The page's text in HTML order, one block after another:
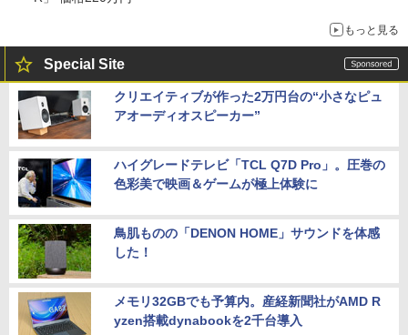
もっと見る
Special Site
クリエイティブが作った2万円台の“小さなピュ
アオーディオスピーカー”
ハイグレードテレビ「TCL Q7D Pro」。圧巻の
色彩美で映画＆ゲームが極上体験に
鳥肌ものの「DENON HOME」サウンドを体感
した！
メモリ32GBでも予算内。産経新聞社がAMD R
yzen搭載dynabookを2千台導入